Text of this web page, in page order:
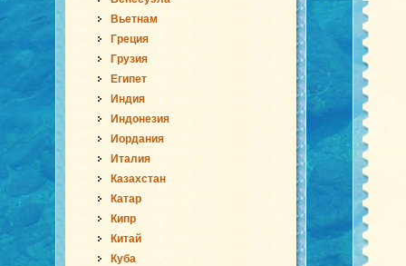
Вьетнам
Греция
Грузия
Египет
Индия
Индонезия
Иордания
Италия
Казахстан
Катар
Кипр
Китай
Куба